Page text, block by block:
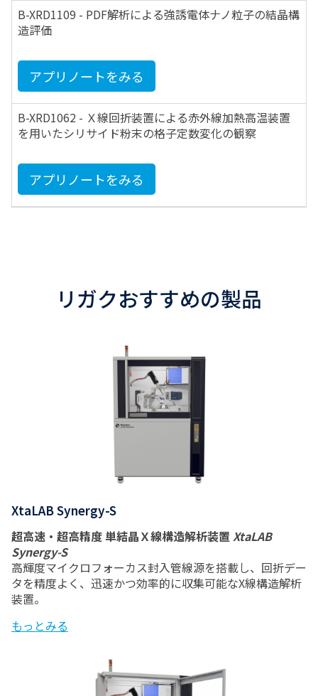
B-XRD1109 - PDF解析による強誘電体ナノ粒子の結晶構
造評価
アプリノートをみる
B-XRD1062 - Ｘ線回折装置による赤外線加熱高温装置
を用いたシリサイド粉末の格子定数変化の観察
アプリノートをみる
リガクおすすめの製品
XtaLAB Synergy-S
超高速・超高精度 単結晶Ｘ線構造解析装置 XtaLAB
Synergy-S
高輝度マイクロフォーカス封入管線源を搭載し、回折デー
タを精度よく、迅速かつ効率的に収集可能なX線構造解析
装置。
もっとみる